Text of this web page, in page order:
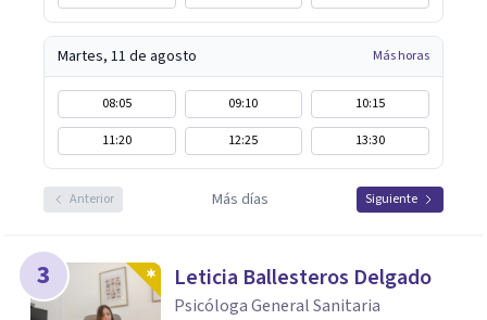
Martes, 11 de agosto Más horas
08:05 09:10
10:15
11:20
12:25 13:30
Anterior Más días Siguiente
3 Leticia Ballesteros Delgado
Psicóloga General Sanitaria